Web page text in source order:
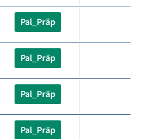
Pal_Präp
Pal_Präp
Pal_Präp
Pal_Präp